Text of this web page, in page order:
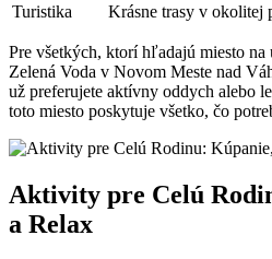
Turistika
Krásne trasy v okolitej
Pre všetkých, ktorí hľadajú miesto na
Zelená Voda v Novom Meste nad
už preferujete aktívny oddych alebo
toto miesto poskytuje všetko, čo
Aktivity pre Celú
a Relax